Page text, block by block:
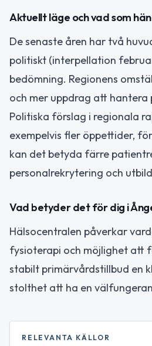
Aktuellt läge och vad som
De senaste åren har två
politiskt (interpellation
bedömning. Regionens
och mer uppdrag att hantera
Politiska förslag i regionala
exempelvis fler öppettider,
kan det betyda färre
personalrekrytering och
Vad betyder det för dig i
Hälsocentralen påverkar
fysioterapi och möjlighet att
stabilt primärvårdstillbud en
stolthet att ha en
RELEVANTA KÄLLOR